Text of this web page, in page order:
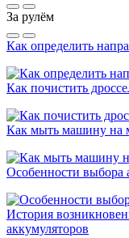
За рулём
Как определить
Как почистить
Как мыть машину на
Особенности выбора
История
аккумуляторов